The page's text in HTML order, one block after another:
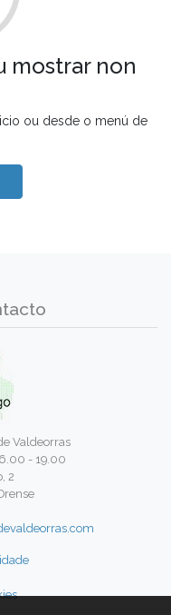
mostrar non
ou desde o menú de
Valdeorras
- 19.00
2